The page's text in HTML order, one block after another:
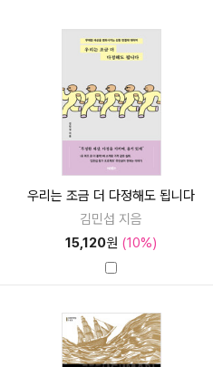
우리는 조금 더 다정해도 됩니다
김민섭 지음
15,120원 (10%)